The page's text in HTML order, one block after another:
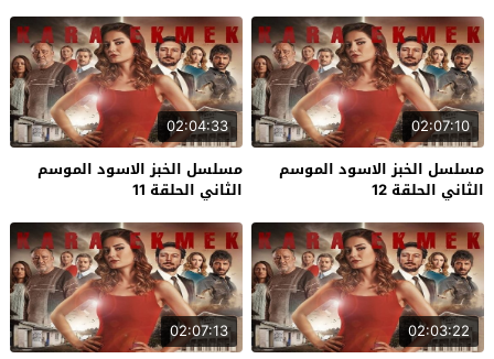
02:07:10
مسلسل الخبز الاسود الموسم
الثاني الحلقة 12
02:04:33
مسلسل الخبز الاسود الموسم
الثاني الحلقة 11
02:03:22
02:07:13